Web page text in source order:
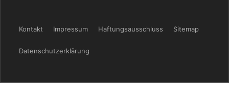
Kontakt Impressum Haftungsausschluss Sitemap
Datenschutzerklärung